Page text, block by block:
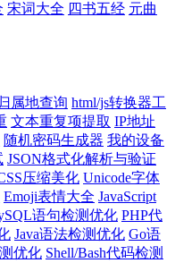
宋词大全 四书五经 元曲
属地查询 html/js转换器工
文本重复项提取 IP地址
随机密码生成器 我的设备
JSON格式化解析与验证
压缩美化 Unicode字体
Emoji表情大全 JavaScript
语句检测优化 PHP代
Java语法检测优化 Go语
优化 Shell/Bash代码检测